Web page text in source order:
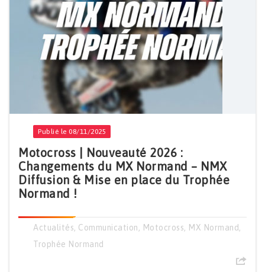
Publié le 08/11/2025
Motocross | Nouveauté 2026 :
Changements du MX Normand – NMX
Diffusion & Mise en place du Trophée
Normand !
Actualités Communication Motocross MX Normand
Trophée Normand